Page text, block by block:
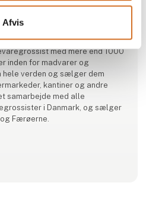
Afvis
med mere end 1000
inden for madvarer og
verden og sælger dem
kantiner og andre
samarbejde med alle
i Danmark, og sælger
Færøerne.